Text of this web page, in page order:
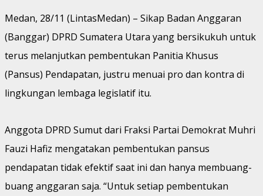
Medan, 28/11 (LintasMedan) – Sikap Badan Anggaran
(Banggar) DPRD Sumatera Utara yang bersikukuh untuk
terus melanjutkan pembentukan Panitia Khusus
(Pansus) Pendapatan, justru menuai pro dan kontra di
lingkungan lembaga legislatif itu.
Anggota DPRD Sumut dari Fraksi Partai Demokrat Muhri
Fauzi Hafiz mengatakan pembentukan pansus
pendapatan tidak efektif saat ini dan hanya membuang-
buang anggaran saja. “Untuk setiap pembentukan